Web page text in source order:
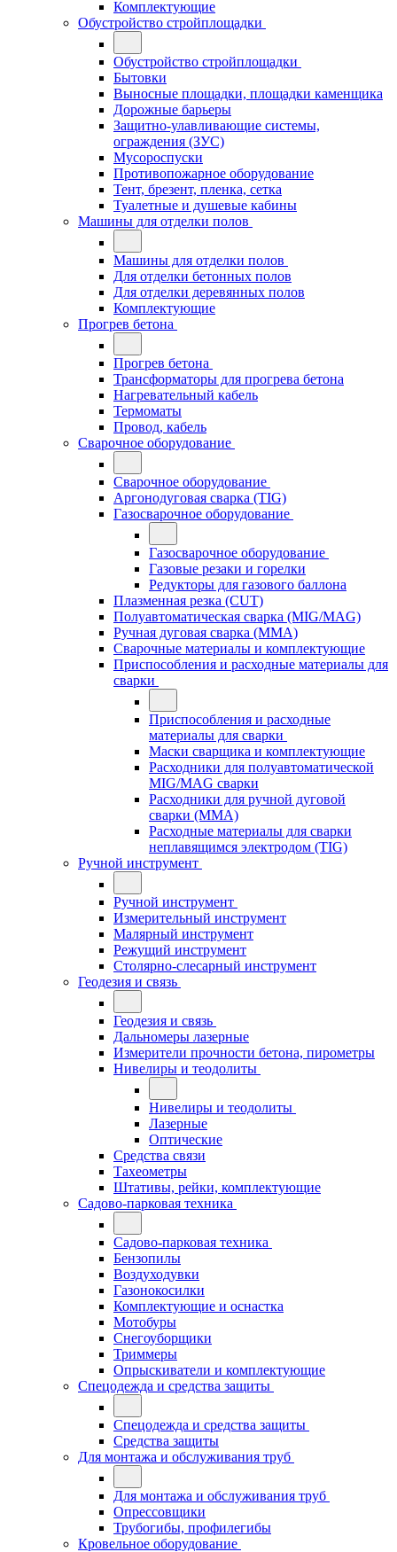
Комплектующие
Обустройство стройплощадки
Обустройство стройплощадки
Бытовки
Выносные площадки, площадки каменщика
Дорожные барьеры
Защитно-улавливающие системы,
ограждения (ЗУС)
Мусороспуски
Противопожарное оборудование
Тент, брезент, пленка, сетка
Туалетные и душевые кабины
Машины для отделки полов
Машины для отделки полов
Для отделки бетонных полов
Для отделки деревянных полов
Комплектующие
Прогрев бетона
Прогрев бетона
Трансформаторы для прогрева бетона
Нагревательный кабель
Термоматы
Провод, кабель
Сварочное оборудование
Сварочное оборудование
Аргонодуговая сварка (TIG)
Газосварочное оборудование
Газосварочное оборудование
Газовые резаки и горелки
Редукторы для газового баллона
Плазменная резка (CUT)
Полуавтоматическая сварка (MIG/MAG)
Ручная дуговая сварка (MMA)
Сварочные материалы и комплектующие
Приспособления и расходные материалы для
сварки
Приспособления и расходные
материалы для сварки
Маски сварщика и комплектующие
Расходники для полуавтоматической
MIG/MAG сварки
Расходники для ручной дуговой
сварки (MMA)
Расходные материалы для сварки
неплавящимся электродом (TIG)
Ручной инструмент
Ручной инструмент
Измерительный инструмент
Малярный инструмент
Режущий инструмент
Столярно-слесарный инструмент
Геодезия и связь
Геодезия и связь
Дальномеры лазерные
Измерители прочности бетона, пирометры
Нивелиры и теодолиты
Нивелиры и теодолиты
Лазерные
Оптические
Средства связи
Тахеометры
Штативы, рейки, комплектующие
Садово-парковая техника
Садово-парковая техника
Бензопилы
Воздуходувки
Газонокосилки
Комплектующие и оснастка
Мотобуры
Снегоуборщики
Триммеры
Опрыскиватели и комплектующие
Спецодежда и средства защиты
Спецодежда и средства защиты
Средства защиты
Для монтажа и обслуживания труб
Для монтажа и обслуживания труб
Опрессовщики
Трубогибы, профилегибы
Кровельное оборудование